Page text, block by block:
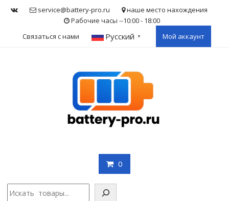
service@battery-pro.ru
наше место нахождения
Рабочие часы --10:00 - 18:00
Связаться с нами
Русский ▼ Мой аккаунт
0